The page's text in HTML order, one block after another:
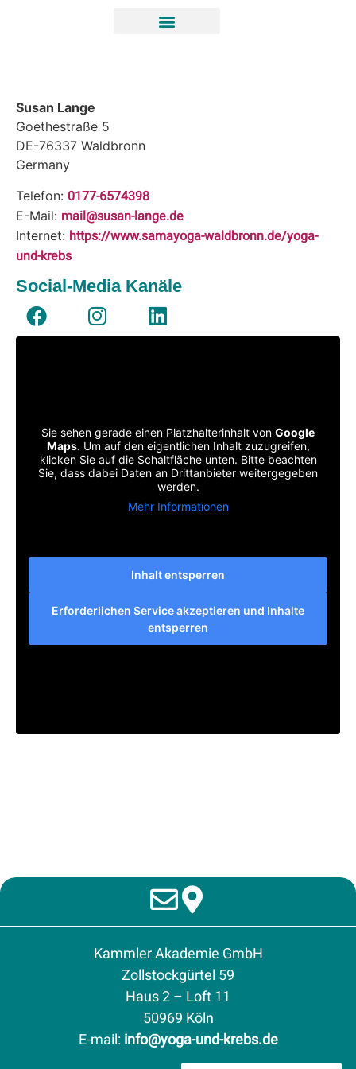
Susan Lange
Goethestraße 5
DE-76337 Waldbronn
Germany
Telefon: 0177-6574398
E-Mail: mail@susan-lange.de
Internet: https://www.samayoga-waldbronn.de/yoga-
und-krebs
Social-Media Kanäle
Sie sehen gerade einen Platzhalterinhalt von Google
Maps. Um auf den eigentlichen Inhalt zuzugreifen,
klicken Sie auf die Schaltfläche unten. Bitte beachten
Sie, dass dabei Daten an Drittanbieter weitergegeben
werden.
Mehr Informationen
Inhalt entsperren
Erforderlichen Service akzeptieren und Inhalte
entsperren
Kammler Akademie GmbH
Zollstockgürtel 59
Haus 2 – Loft 11
50969 Köln
E-mail:info@yoga-und-krebs.de